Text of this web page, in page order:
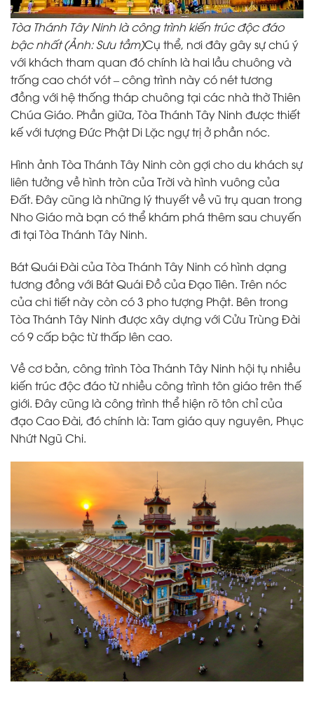
Tòa Thánh Tây Ninh là công trình kiến trúc độc đáo
bậc nhất (Ảnh: Sưu tầm)Cụ thể, nơi đây gây sự chú ý
với khách tham quan đó chính là hai lầu chuông và
trống cao chót vót – công trình này có nét tương
đồng với hệ thống tháp chuông tại các nhà thờ Thiên
Chúa Giáo. Phần giữa, Tòa Thánh Tây Ninh được thiết
kế với tượng Đức Phật Di Lặc ngự trị ở phần nóc.
Hình ảnh Tòa Thánh Tây Ninh còn gợi cho du khách sự
liên tưởng về hình tròn của Trời và hình vuông của
Đất. Đây cũng là những lý thuyết về vũ trụ quan trong
Nho Giáo mà bạn có thể khám phá thêm sau chuyến
đi tại Tòa Thánh Tây Ninh.
Bát Quái Đài của Tòa Thánh Tây Ninh có hình dạng
tương đồng với Bát Quái Đồ của Đạo Tiên. Trên nóc
của chi tiết này còn có 3 pho tượng Phật. Bên trong
Tòa Thánh Tây Ninh được xây dựng với Cửu Trùng Đài
có 9 cấp bậc từ thấp lên cao.
Về cơ bản, công trình Tòa Thánh Tây Ninh hội tụ nhiều
kiến trúc độc đáo từ nhiều công trình tôn giáo trên thế
giới. Đây cũng là công trình thể hiện rõ tôn chỉ của
đạo Cao Đài, đó chính là: Tam giáo quy nguyên, Phục
Nhứt Ngũ Chi.